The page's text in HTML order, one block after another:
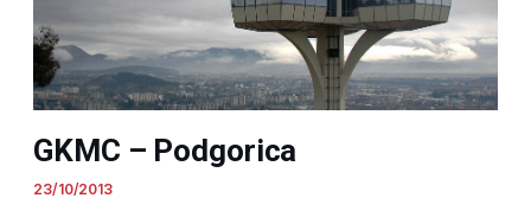
GKMC – Podgorica
23/10/2013